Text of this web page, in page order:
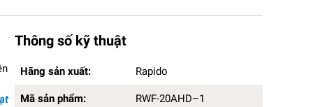
Động cơ vận hành êm ái, hạn chế tiếng
ồn khi hoạt động
Bảo hành 12 tháng chính hãng
Hãng sản xuất:Rapido
Mã sản phẩm:
RWF-20AHD–1
Kích thước (DxRxC):
50 x 45 x 141cm
Thông số kỹ thuật
Hãng sản xuất: Rapido
Mã sản phẩm: RWF-20AHD–1